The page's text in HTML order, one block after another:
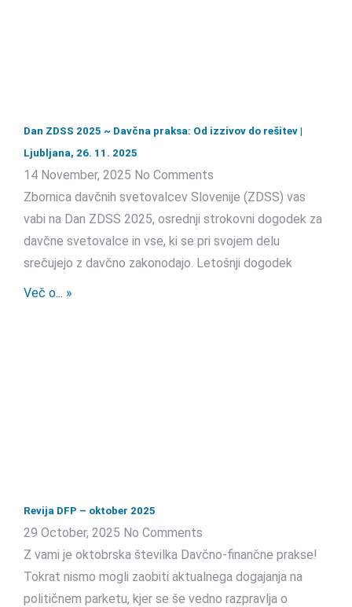
Dan ZDSS 2025 ~ Davčna praksa: Od izzivov do rešitev |
Ljubljana, 26. 11. 2025
14 November, 2025 No Comments
Zbornica davčnih svetovalcev Slovenije (ZDSS) vas
vabi na Dan ZDSS 2025, osrednji strokovni dogodek za
davčne svetovalce in vse, ki se pri svojem delu
srečujejo z davčno zakonodajo. Letošnji dogodek
Več o... »
Revija DFP – oktober 2025
29 October, 2025 No Comments
Z vami je oktobrska številka Davčno-finančne prakse!
Tokrat nismo mogli zaobiti aktualnega dogajanja na
političnem parketu, kjer se še vedno razpravlja o